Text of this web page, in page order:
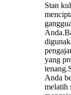
Stan
yang
Anda
melatih